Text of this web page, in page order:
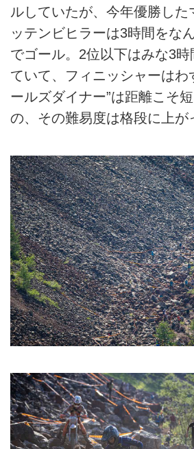
ルしていたが、今年優勝した
ッテンビヒラーは3時間をな
でゴール。2位以下はみな3時
ていて、フィニッシャーはわ
ールズダイナー”は距離こそ
の、その難易度は格段に上が